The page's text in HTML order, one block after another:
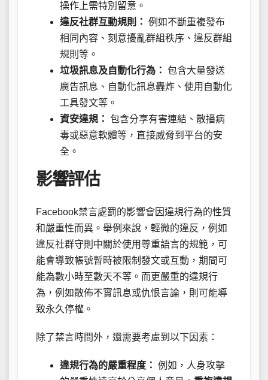
操作上需特別留意。
違反社群互動規則： 例如不斷重複發布
相同內容、刻意擾亂群組秩序、違反群組
規則等。
垃圾訊息及自動化行為： 包含大量發送
廣告訊息、自動化訊息轟炸、使用自動化
工具發文等。
資安違規： 包含分享有害連結、散播病
毒或惡意軟體等，直接威脅到平台的安
全。
影響評估
Facebook禁言處罰的影響會因違規行為的性質
和嚴重性而異。舉例來說，輕微的違反，例如
違反社群守則中關於使用尊重語言的規範，可
能會導致帳號暫時被限制發文或互動，期間可
能為數小時至數天不等。而更嚴重的違規行
為，例如散佈不實訊息或仇恨言論，則可能導
致永久停權。
除了禁言時間外，還需要考慮到以下因素：
違規行為的嚴重程度： 例如，人身攻擊